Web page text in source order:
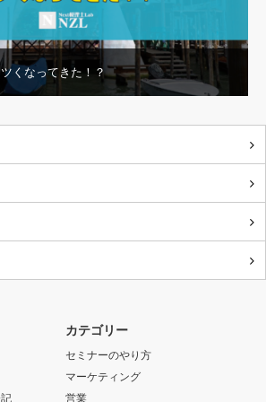
くなってきた！？
カテゴリー
セミナーのやり方
マーケティング
営業